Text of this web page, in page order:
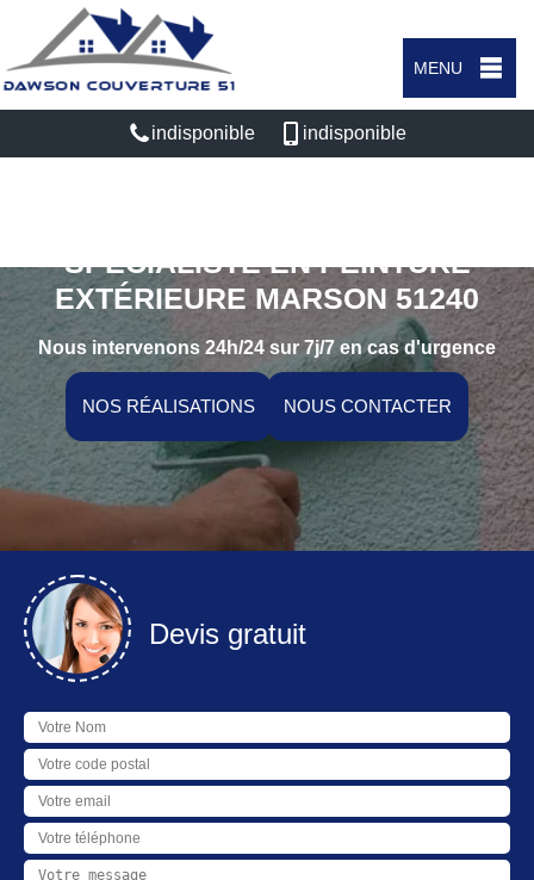
MENU
indisponible indisponible
SPÉCIALISTE EN PEINTURE
EXTÉRIEURE MARSON 51240
Nous intervenons 24h/24 sur 7j/7 en cas d'urgence
NOS RÉALISATIONS NOUS CONTACTER
Devis gratuit